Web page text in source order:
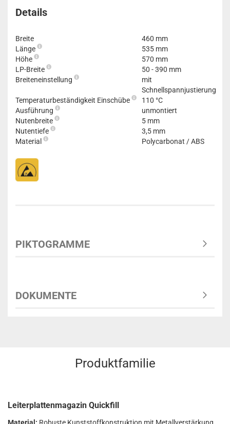
Details
Breite
460 mm
Länge
535 mm
Höhe
570 mm
LP-Breite
50 - 390 mm
Breiteneinstellung
mit
Schnellspannjustierung
Temperaturbeständigkeit Einschübe
110 °C
Ausführung
unmontiert
Nutenbreite
5 mm
Nutentiefe
3,5 mm
Material
Polycarbonat / ABS
PIKTOGRAMME
DOKUMENTE
Produktfamilie
Leiterplattenmagazin Quickfill